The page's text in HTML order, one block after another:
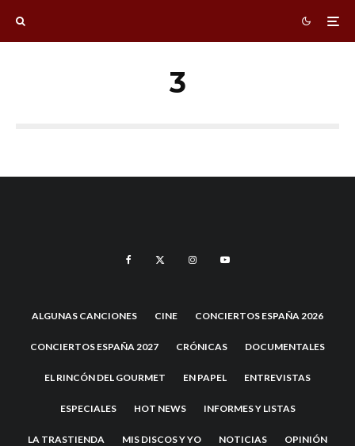
3
ALGUNAS CANCIONES CINE CONCIERTOS ESPAÑA 2026
CONCIERTOS ESPAÑA 2027 CRÓNICAS DOCUMENTALES
EL RINCÓN DEL GOURMET EN PAPEL ENTREVISTAS
ESPECIALES HOT NEWS INFORMES Y LISTAS
LA TRASTIENDA MIS DISCOS Y YO NOTICIAS OPINIÓN